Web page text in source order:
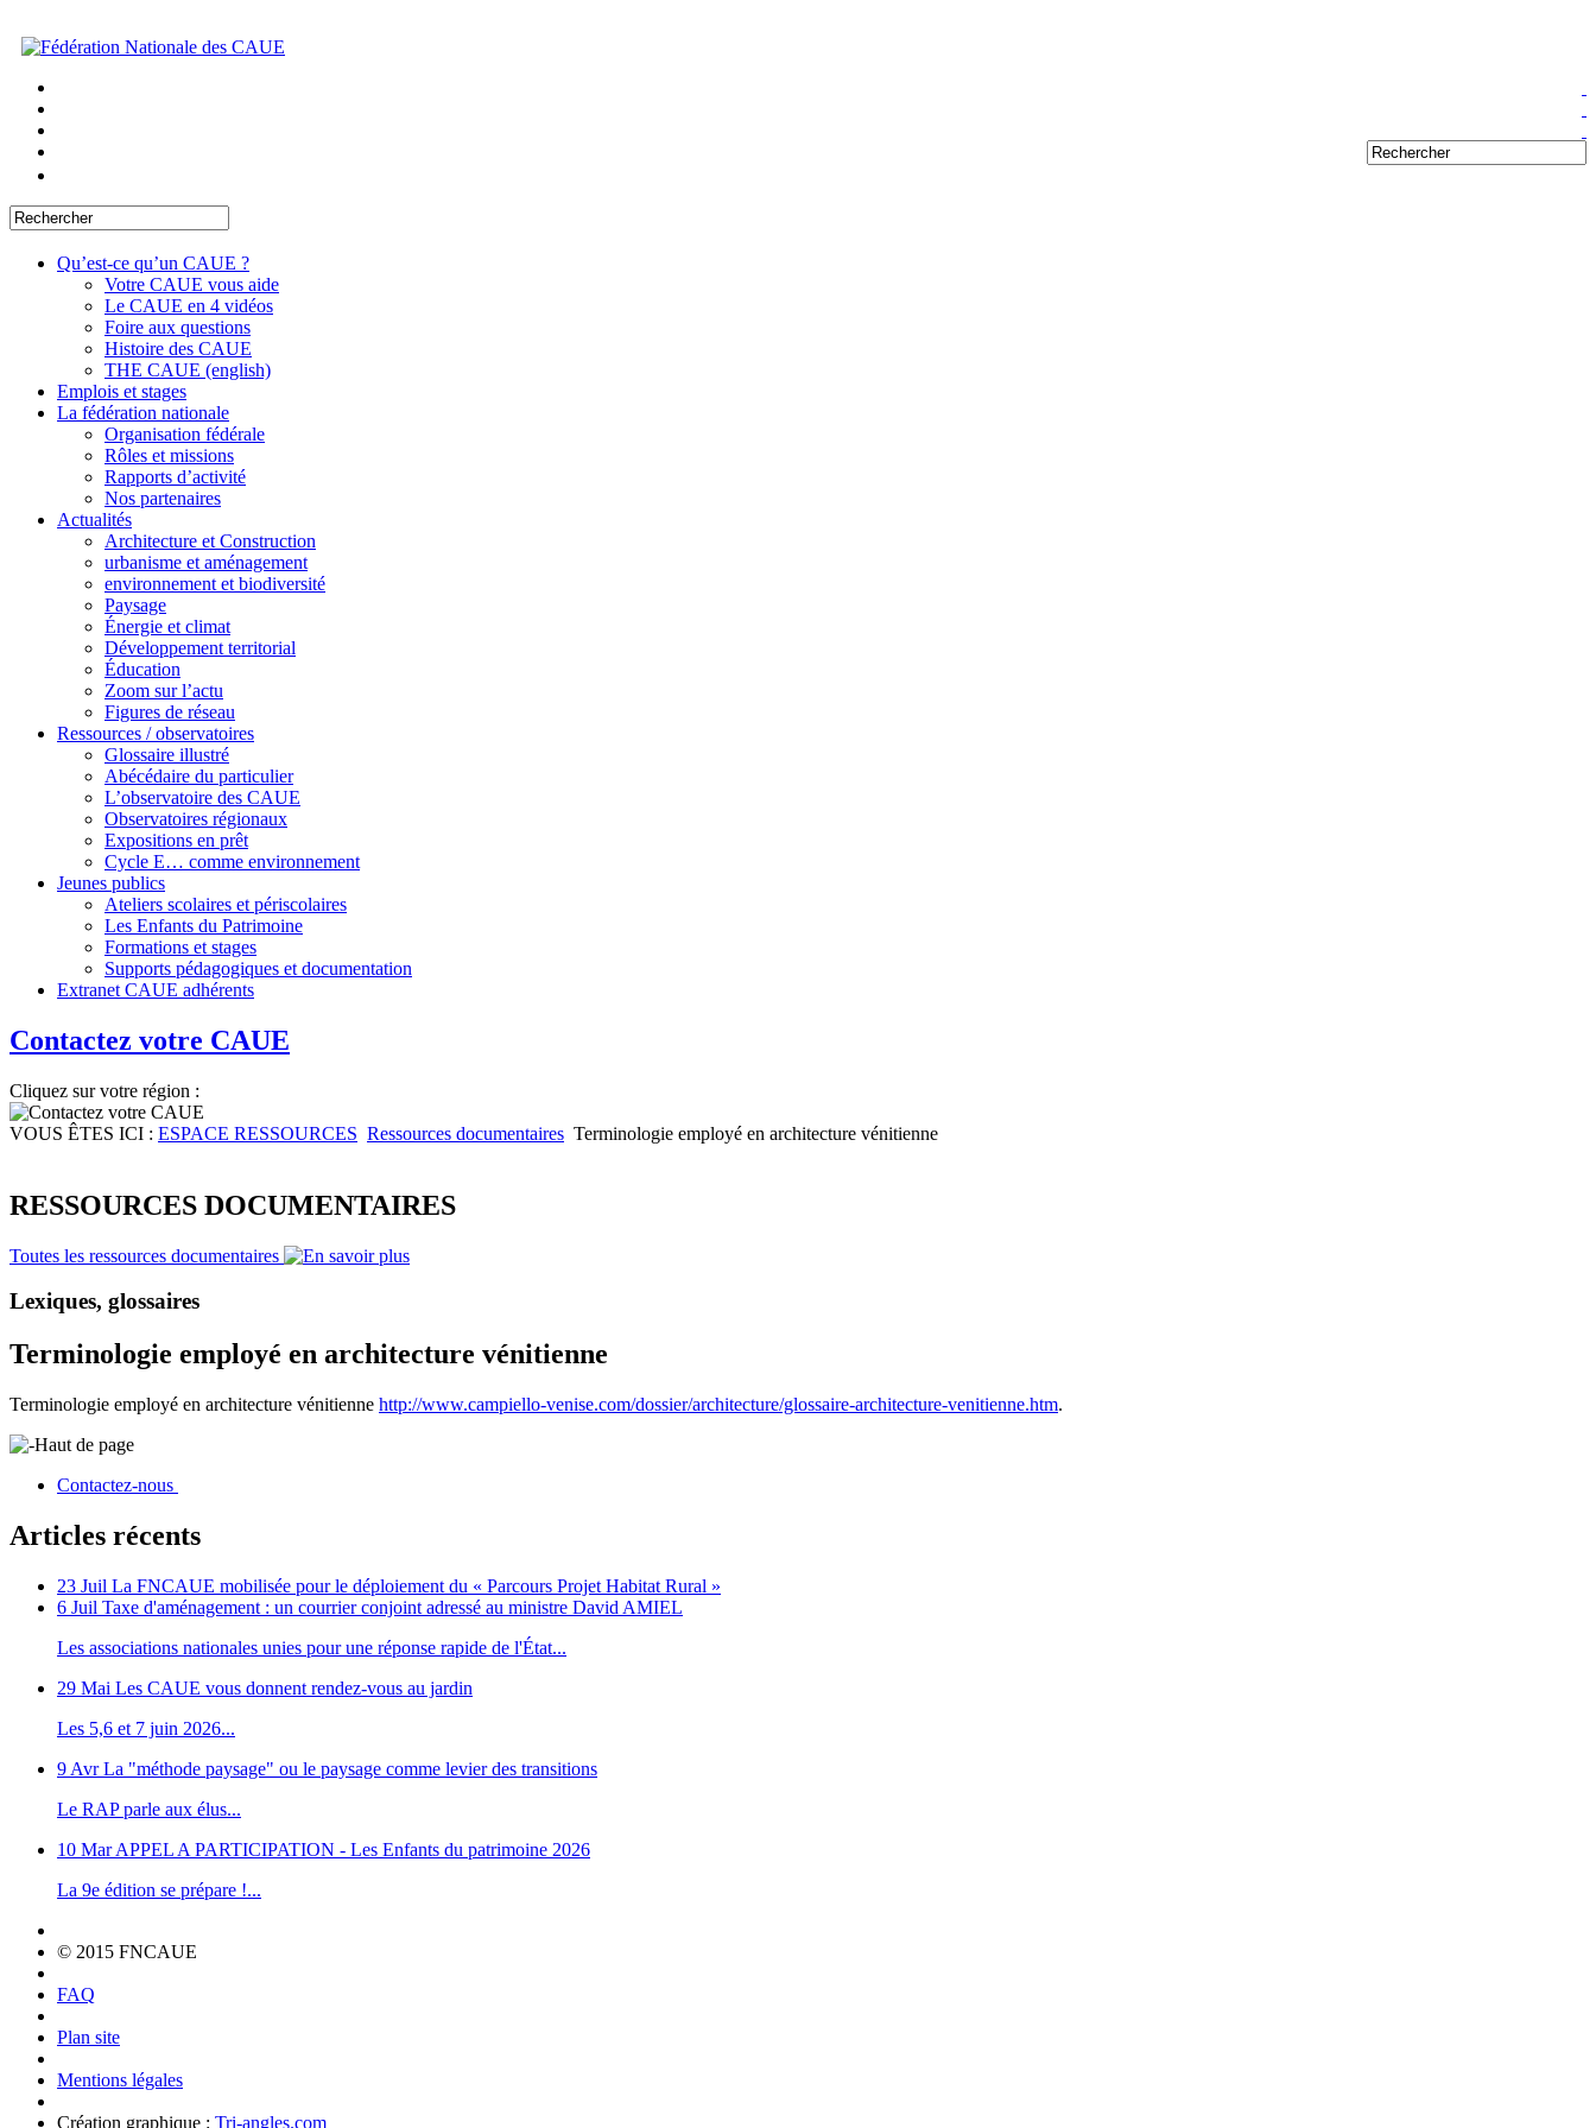
Qu’est-ce qu’un CAUE ?
Votre CAUE vous aide
Le CAUE en 4 vidéos
Foire aux questions
Histoire des CAUE
THE CAUE (english)
Emplois et stages
La fédération nationale
Organisation fédérale
Rôles et missions
Rapports d’activité
Nos partenaires
Actualités
Architecture et Construction
urbanisme et aménagement
environnement et biodiversité
Paysage
Énergie et climat
Développement territorial
Éducation
Zoom sur l’actu
Figures de réseau
Ressources / observatoires
Glossaire illustré
Abécédaire du particulier
L’observatoire des CAUE
Observatoires régionaux
Expositions en prêt
Cycle E… comme environnement
Jeunes publics
Ateliers scolaires et périscolaires
Les Enfants du Patrimoine
Formations et stages
Supports pédagogiques et documentation
Extranet CAUE adhérents
Contactez votre CAUE
Cliquez sur votre région :
VOUS ÊTES ICI : ESPACE RESSOURCES Ressources documentaires Terminologie employé en architecture vénitienne
RESSOURCES DOCUMENTAIRES
Toutes les ressources documentaires
Lexiques, glossaires
Terminologie employé en architecture vénitienne
Terminologie employé en architecture vénitienne http://www.campiello-venise.com/dossier/architecture/glossaire-architecture-venitienne.htm.
Haut de page
Contactez-nous
Articles récents
23 Juil La FNCAUE mobilisée pour le déploiement du « Parcours Projet Habitat Rural »
6 Juil Taxe d'aménagement : un courrier conjoint adressé au ministre David AMIEL
Les associations nationales unies pour une réponse rapide de l'État...
29 Mai Les CAUE vous donnent rendez-vous au jardin
Les 5,6 et 7 juin 2026...
9 Avr La "méthode paysage" ou le paysage comme levier des transitions
Le RAP parle aux élus...
10 Mar APPEL A PARTICIPATION - Les Enfants du patrimoine 2026
La 9e édition se prépare !...
© 2015 FNCAUE
FAQ
Plan site
Mentions légales
Création graphique : Tri-angles.com